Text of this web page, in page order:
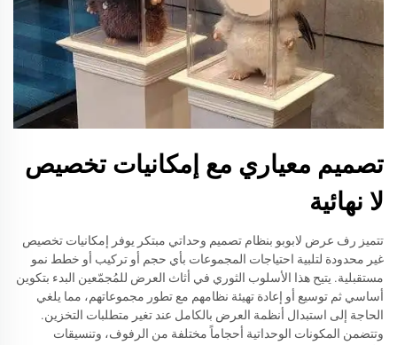
تصميم معياري مع إمكانيات تخصيص
لا نهائية
تتميز رف عرض لابوبو بنظام تصميم وحداتي مبتكر يوفر إمكانيات تخصيص
غير محدودة لتلبية احتياجات المجموعات بأي حجم أو تركيب أو خطط نمو
مستقبلية. يتيح هذا الأسلوب الثوري في أثاث العرض للمُجمّعين البدء بتكوين
أساسي ثم توسيع أو إعادة تهيئة نظامهم مع تطور مجموعاتهم، مما يلغي
الحاجة إلى استبدال أنظمة العرض بالكامل عند تغير متطلبات التخزين.
وتتضمن المكونات الوحداتية أحجاماً مختلفة من الرفوف، وتنسيقات